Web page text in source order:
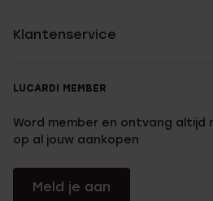
Klantenservice
LUCARDI MEMBER
Word member en ontvang altijd
op al jouw aankopen
Meld je aan